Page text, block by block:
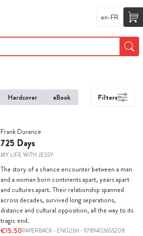
en-FR
Hardcover eBook Filters
Frank Durance
725 Days
MY LIFE WITH JESSY
The story of a chance encounter between a man
and a woman born continents apart, years apart
and cultures apart. Their relationship spanned
across decades, survived long separations,
distance and cultural opposition, all the way to its
tragic end.
€15.50PAPERBACK- ENGLISH - 9789403655208